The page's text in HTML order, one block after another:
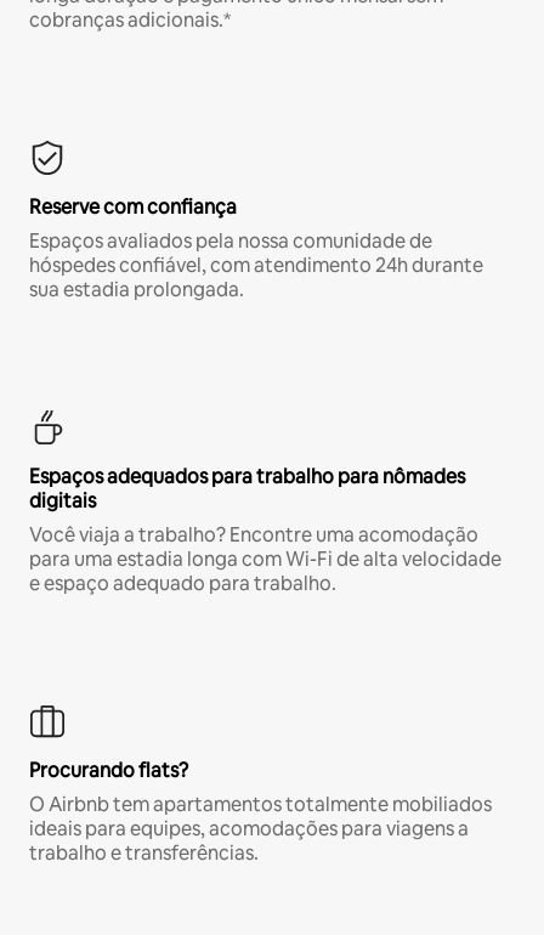
cobranças adicionais.*
Reserve com confiança
Espaços avaliados pela nossa comunidade de
hóspedes confiável, com atendimento 24h durante
sua estadia prolongada.
Espaços adequados para trabalho para nômades
digitais
Você viaja a trabalho? Encontre uma acomodação
para uma estadia longa com Wi-Fi de alta velocidade
e espaço adequado para trabalho.
Procurando flats?
O Airbnb tem apartamentos totalmente mobiliados
ideais para equipes, acomodações para viagens a
trabalho e transferências.